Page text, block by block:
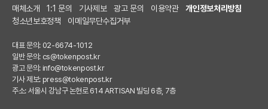
매체소개 1:1 문의 기사제보 광고 문의 이용약관
개인정보처리방침
청소년보호정책
이메일무단수집거부
대표 문의: 02-6674-1012
일반 문의: cs@tokenpost.kr
광고 문의: info@tokenpost.kr
기사 제보: press@tokenpost.kr
주소: 서울시 강남구 논현로 614 ARTISAN 빌딩 6층, 7층